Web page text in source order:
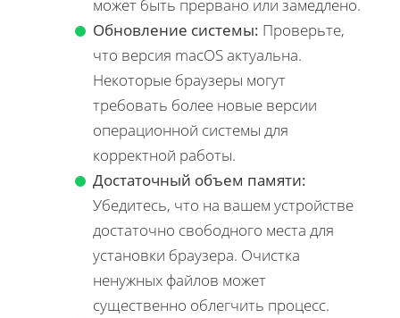
может быть прервано или замедлено.
Обновление системы: Проверьте,
что версия macOS актуальна.
Некоторые браузеры могут
требовать более новые версии
операционной системы для
корректной работы.
Достаточный объем памяти:
Убедитесь, что на вашем устройстве
достаточно свободного места для
установки браузера. Очистка
ненужных файлов может
существенно облегчить процесс.